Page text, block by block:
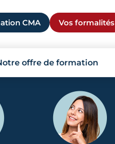
CMA Vos formalités
offre de formation